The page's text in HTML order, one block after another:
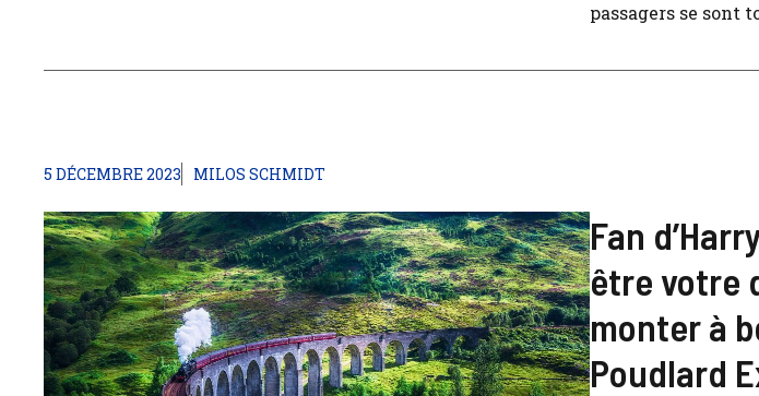
passagers se sont
5 DÉCEMBRE 2023 MILOS SCHMIDT
Fan
être votre
monter à
Poudlard